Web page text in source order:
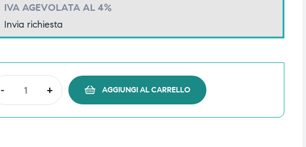
IVA AGEVOLATA AL 4%
Invia richiesta
- + AGGIUNGI AL CARRELLO